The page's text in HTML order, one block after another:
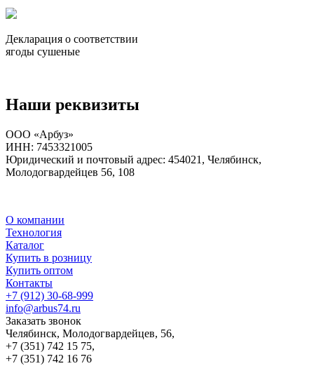
Декларация о соответствии
ягоды сушеные
Наши реквизиты
ООО «Арбуз»
ИНН: 7453321005
Юридический и почтовый адрес: 454021, Челябинск,
Молодогвардейцев 56, 108
О компании
Технология
Каталог
Купить в розницу
Купить оптом
Контакты
+7 (912) 30-68-999
info@arbus74.ru
Заказать звонок
Челябинск, Молодогвардейцев, 56,
+7 (351) 742 15 75,
+7 (351) 742 16 76